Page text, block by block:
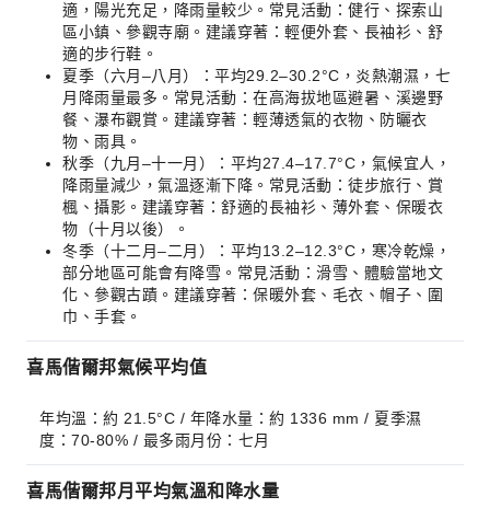
適，陽光充足，降雨量較少。常見活動：健行、探索山
區小鎮、參觀寺廟。建議穿著：輕便外套、長袖衫、舒
適的步行鞋。
夏季（六月–八月）：平均29.2–30.2°C，炎熱潮濕，七
月降雨量最多。常見活動：在高海拔地區避暑、溪邊野
餐、瀑布觀賞。建議穿著：輕薄透氣的衣物、防曬衣
物、雨具。
秋季（九月–十一月）：平均27.4–17.7°C，氣候宜人，
降雨量減少，氣溫逐漸下降。常見活動：徒步旅行、賞
楓、攝影。建議穿著：舒適的長袖衫、薄外套、保暖衣
物（十月以後）。
冬季（十二月–二月）：平均13.2–12.3°C，寒冷乾燥，
部分地區可能會有降雪。常見活動：滑雪、體驗當地文
化、參觀古蹟。建議穿著：保暖外套、毛衣、帽子、圍
巾、手套。
喜馬偕爾邦氣候平均值
年均溫：約 21.5°C / 年降水量：約 1336 mm / 夏季濕
度：70-80% / 最多雨月份：七月
喜馬偕爾邦月平均氣溫和降水量